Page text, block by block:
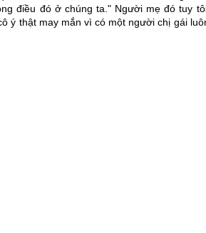
điều đó ở chúng ta." Người mẹ đó tuy
ý thật may mắn vì có một người chị gái